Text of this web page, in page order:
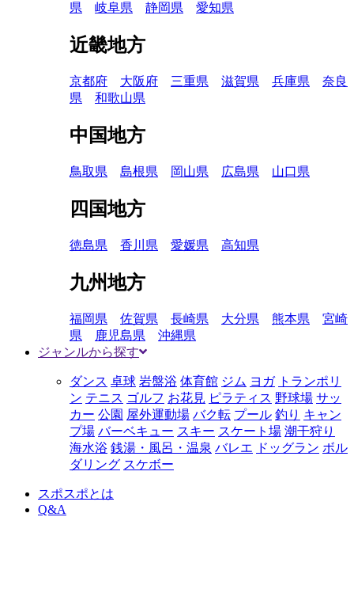
県
岐阜県 静岡県 愛知県
近畿地方
京都府 大阪府 三重県 滋賀県 兵庫県
奈良
県
和歌山県
中国地方
鳥取県 島根県 岡山県 広島県 山口県
四国地方
徳島県 香川県 愛媛県 高知県
九州地方
福岡県 佐賀県 長崎県 大分県 熊本県
宮崎
県
鹿児島県
沖縄県
ジャンルから探す
ダンス 卓球 岩盤浴 体育館 ジム ヨガ トランポリ
ン テニス ゴルフ お花見 ピラティス 野球場 サッ
カー 公園 屋外運動場 バク転 プール 釣り キャン
プ場 バーベキュー スキー スケート場 潮干狩り
海水浴 銭湯・風呂・温泉 バレエ ドッグラン ボル
ダリング スケボー
スポスポとは
Q&A